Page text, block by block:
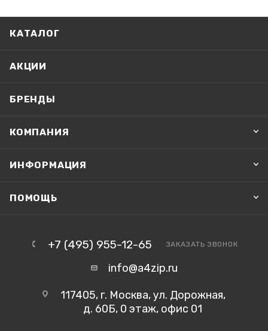
КАТАЛОГ
АКЦИИ
БРЕНДЫ
КОМПАНИЯ
ИНФОРМАЦИЯ
ПОМОЩЬ
+7 (495) 955-12-65 ЗАКАЗАТЬ ЗВОНОК
info@a4zip.ru
117405, г. Москва, ул. Дорожная,
д. 60Б, 0 этаж, офис 01